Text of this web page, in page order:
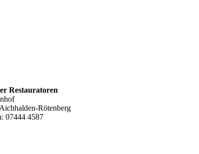
Restauratoren
Rötenberg
07444 4587